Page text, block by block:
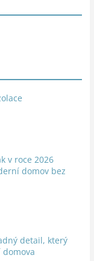
v roce 2026
domov bez
detail, který